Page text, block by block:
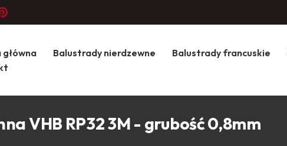
Balustrady nierdzewne Balustrady francuskie
VHB RP32 3M - grubość 0,8mm